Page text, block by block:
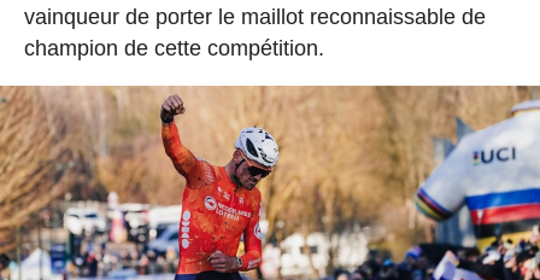
vainqueur de porter le maillot reconnaissable de
champion de cette compétition.